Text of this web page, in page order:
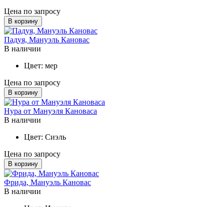
Цена по запросу
В корзину
Падуя, Мануэль Кановас
В наличии
Цвет: мер
Цена по запросу
В корзину
Нура от Мануэля Кановаса
В наличии
Цвет: Сиэль
Цена по запросу
В корзину
Фрида, Мануэль Кановас
В наличии